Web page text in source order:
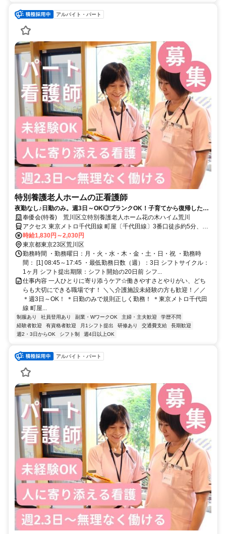
アルバイト・パート
特別養護老人ホームの正看護師
夜勤なし♪日勤のみ。週3日～OK◎ブランクOK！子育てから復帰したス
タッフも多数活躍中！
奉優会(特養) 荒川区立特別養護老人ホーム花の木ハイム荒川
アクセス 東京メトロ千代田線 町屋〔千代田線〕3番口徒歩約5分、京
成本線 新三河島徒歩約5分、都電荒川線 町屋二丁目徒歩約6分
時給1,830円～2,030円
東京都東京23区荒川区
勤務時間 ・勤務曜日：月・火・水・木・金・土・日・祝 ・勤務時
間： [1] 08:45～17:45 ・最低勤務日数（週）：3日 シフトサイクル：
1ヶ月 シフト提出期限：シフト開始の20日前 シフ...
仕事内容 一人ひとりに寄り添うケア☆働きやすさとやりがい、どち
らも大切にできる職場です！ ＼＼介護施設未経験の方も歓迎！／／
＊週3日～OK！ ＊日勤のみで規則正しく勤務！ ＊東京メトロ千代田
線 町屋...
制服あり 社員登用あり 副業・WワークOK 主婦・主夫歓迎
学歴不問
経験者歓迎
有資格者歓迎 月1シフト提出 研修あり 交通費支給
長期歓迎
週2・3日からOK
シフト制 週4日以上OK
アルバイト・パート